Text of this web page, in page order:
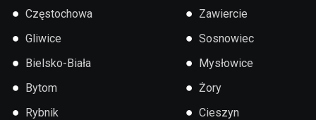
● Częstochowa
● Gliwice
● Bielsko-Biała
● Bytom
● Rybnik
● Zawiercie
● Sosnowiec
● Mysłowice
● Żory
● Cieszyn